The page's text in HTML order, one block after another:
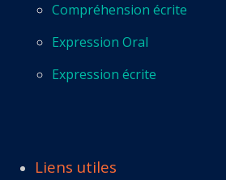
Compréhension écrite
Expression Oral
Expression écrite
Liens utiles